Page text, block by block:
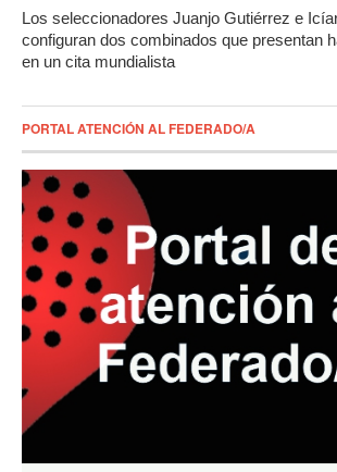
Los seleccionadores Juanjo Gutiérrez e
configuran dos combinados que presentan
en un cita mundialista
PORTAL ATENCIÓN AL FEDERADO/A